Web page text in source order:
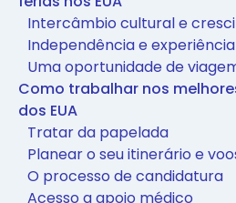
Intercâmbio cultural e
Independência e
Uma oportunidade de
Como trabalhar nos
dos EUA
Tratar da papelada
Planear o seu itinerário e
O processo de candidatura
Acesso a apoio médico